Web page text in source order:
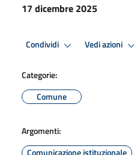
17 dicembre 2025
Condividi Vedi azioni
Categorie:
Comune
Argomenti:
Comunicazione istituzionale